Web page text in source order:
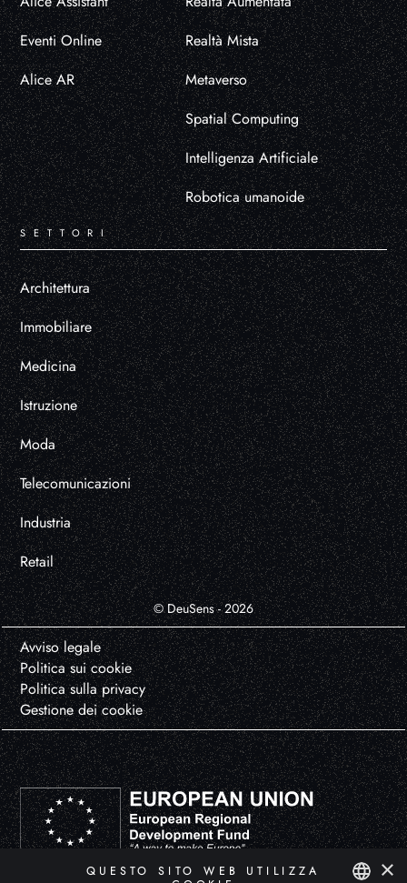
Eventi Online
Alice AR
Realtà Mista
Metaverso
Spatial Computing
Intelligenza Artificiale
Robotica umanoide
SETTORI
Architettura
Immobiliare
Medicina
Istruzione
Moda
Telecomunicazioni
Industria
Retail
© DeuSens - 2026
Avviso legale
Politica sui cookie
Politica sulla privacy
Gestione dei cookie
DEUSENS HYPERXPERIENCE, S.L. ha partecipato al Programma di Avvio all'Esportazione ICEX-Next, con il sostegno
×
QUESTO SITO WEB UTILIZZA